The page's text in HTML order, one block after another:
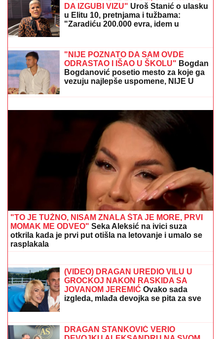
KRUNA I ON: U prvom planu tetovaža
koju je posvetio naslednici (FOTO)
u Elitu 10, pretnjama i tužbama:
"Zaradiću 200.000 evra, idem u
američku ambasadu"
"STEFANI MI BRANI DA VIDIM DETE"Haos na
crnogorskom primorju! Terza i Munjez oči u oči, on
progovorio o tužbama: "Pretila mi je, pokazao sam joj
dokaze" (VIDEO)
"NIJE POZNATO DA SAM OVDE
ODRASTAO I IŠAO U ŠKOLU"Bogdan
Bogdanović posetio mesto za koje ga
vezuju najlepše uspomene, NIJE U
OD PROPISA DO VEŠTAČKE
INTELIGENCIJEPrijavite se na vreme:
PKS organizuje obuke za izazove
savremenog poslovanja